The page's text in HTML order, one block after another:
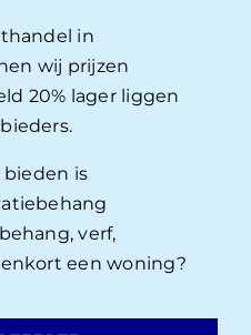
in
wij prijzen
20% lager liggen
is
verf,
een woning?